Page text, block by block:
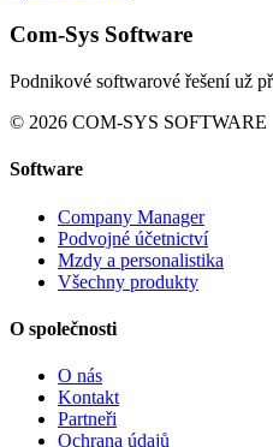
Com-Sys Software
Podnikové softwarové řešení už
© 2026 COM-SYS SOFTWARE
Software
Company Manager
Podvojné účetnictví
Mzdy a personalistika
Všechny produkty
O společnosti
O nás
Kontakt
Partneři
Ochrana údajů